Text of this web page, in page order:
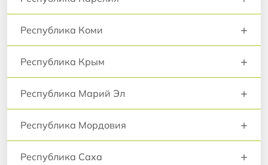
Республика Коми +
Республика Крым +
Республика Марий Эл +
Республика Мордовия +
Республика Саха +